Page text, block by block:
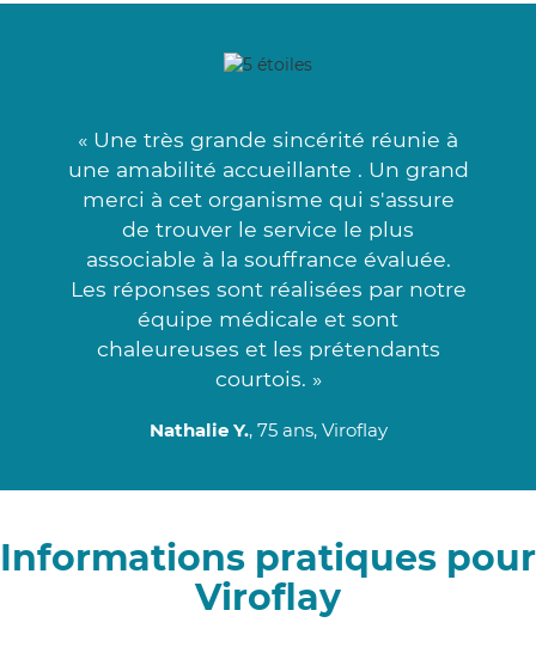
« Une très grande sincérité réunie à
une amabilité accueillante . Un grand
merci à cet organisme qui s'assure
de trouver le service le plus
associable à la souffrance évaluée.
Les réponses sont réalisées par notre
équipe médicale et sont
chaleureuses et les prétendants
courtois. »
Nathalie Y., 75 ans, Viroflay
Informations pratiques pour
Viroflay